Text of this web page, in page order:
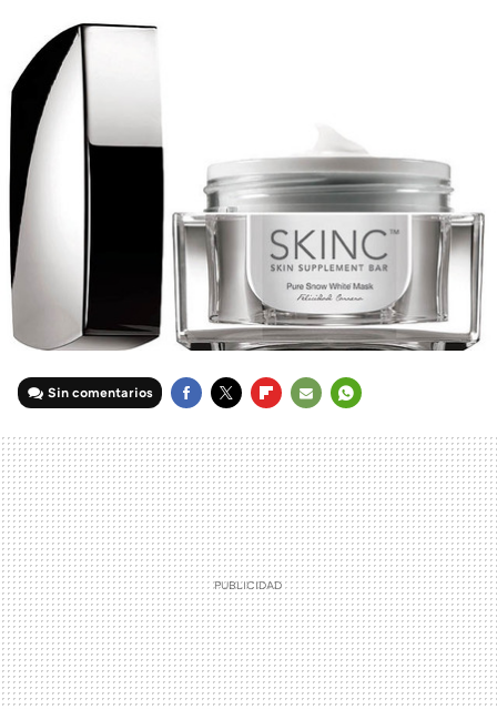
Sin comentarios
MAIL